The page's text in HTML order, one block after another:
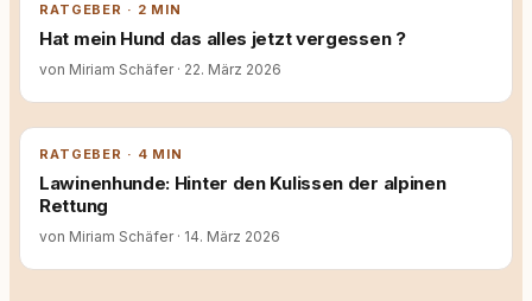
RATGEBER · 2 MIN
Hat mein Hund das alles jetzt vergessen ?
von Miriam Schäfer · 22. März 2026
RATGEBER · 4 MIN
Lawinenhunde: Hinter den Kulissen der alpinen
Rettung
von Miriam Schäfer · 14. März 2026